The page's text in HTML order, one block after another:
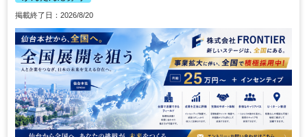
掲載終了日：2026/8/20